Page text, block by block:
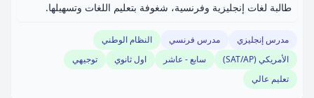
طالبة لغات إنجليزية وفرنسية، شغوفة بتعليم اللغات وتسهيلها.
مدرس إنجليزي مدرس فرنسي
النظام الوطني
الأمريكي (SAT/AP)
سابع - عاشر اول ثانوي
توجيهي
تعليم عالي